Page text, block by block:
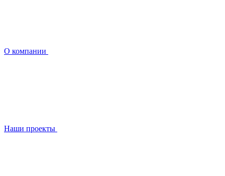
О компании
Наши проекты